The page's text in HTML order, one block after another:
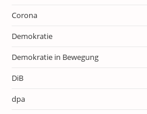
Corona
Demokratie
Demokratie in Bewegung
DiB
dpa